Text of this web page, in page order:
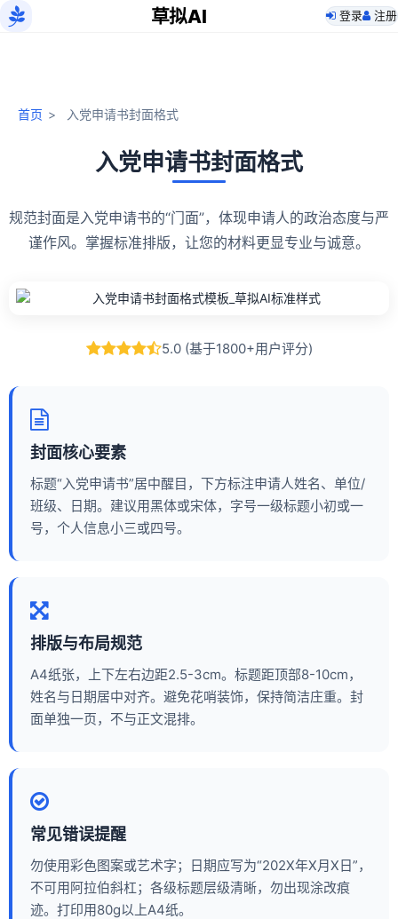
草拟AI 登录 注册
首页 > 入党申请书封面格式
入党申请书封面格式
规范封面是入党申请书的“门面”，体现申请人的政治态度与严
谨作风。掌握标准排版，让您的材料更显专业与诚意。
5.0 (基于1800+用户评分)
封面核心要素
标题“入党申请书”居中醒目，下方标注申请人姓名、单位/
班级、日期。建议用黑体或宋体，字号一级标题小初或一
号，个人信息小三或四号。
排版与布局规范
A4纸张，上下左右边距2.5-3cm。标题距顶部8-10cm，
姓名与日期居中对齐。避免花哨装饰，保持简洁庄重。封
面单独一页，不与正文混排。
常见错误提醒
勿使用彩色图案或艺术字；日期应写为“202X年X月X日”，
不可用阿拉伯斜杠；各级标题层级清晰，勿出现涂改痕
迹。打印用80g以上A4纸。